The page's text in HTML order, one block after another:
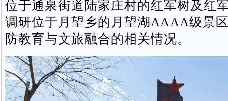
位于通泉街道陆家庄村的红军树及红
调研位于月望乡的月望湖AAAA级景
防教育与文旅融合的相关情况。